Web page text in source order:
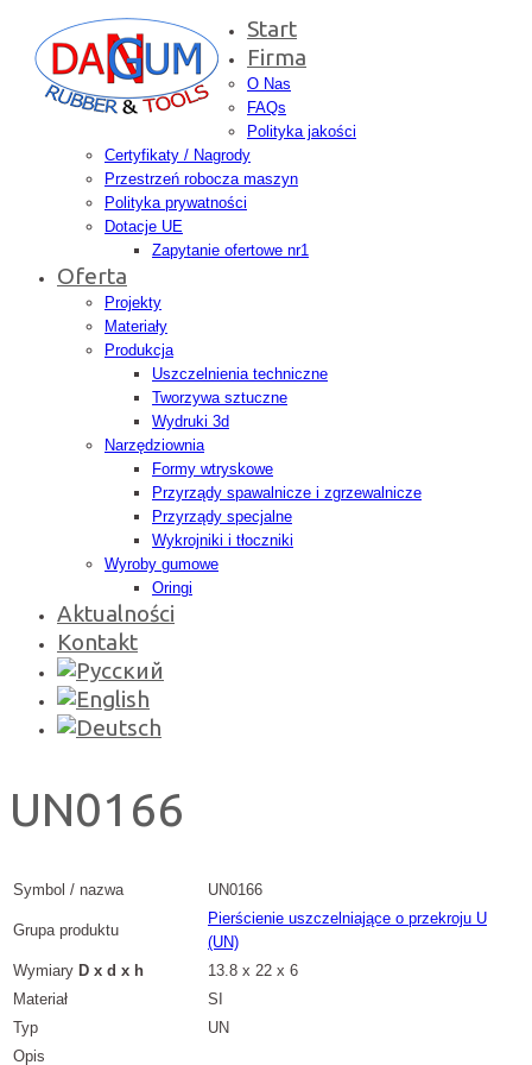
Start
Firma
O Nas
FAQs
Polityka jakości
Certyfikaty / Nagrody
Przestrzeń robocza maszyn
Polityka prywatności
Dotacje UE
Zapytanie ofertowe nr1
Oferta
Projekty
Materiały
Produkcja
Uszczelnienia techniczne
Tworzywa sztuczne
Wydruki 3d
Narzędziownia
Formy wtryskowe
Przyrządy spawalnicze i zgrzewalnicze
Przyrządy specjalne
Wykrojniki i tłoczniki
Wyroby gumowe
Oringi
Aktualności
Kontakt
UN0166
Symbol / nazwa UN0166
Grupa produktu
Pierścienie uszczelniające o przekroju U
(UN)
Wymiary D x d x h
13.8 x 22 x 6
Materiał
SI
Typ
UN
Opis